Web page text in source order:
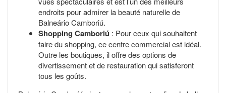
endroits pour admirer la beauté naturelle de
Balneário Camboriú.
Shopping Camboriú : Pour ceux qui souhaitent
faire du shopping, ce centre commercial est idéal.
Outre les boutiques, il offre des options de
divertissement et de restauration qui satisferont
tous les goûts.